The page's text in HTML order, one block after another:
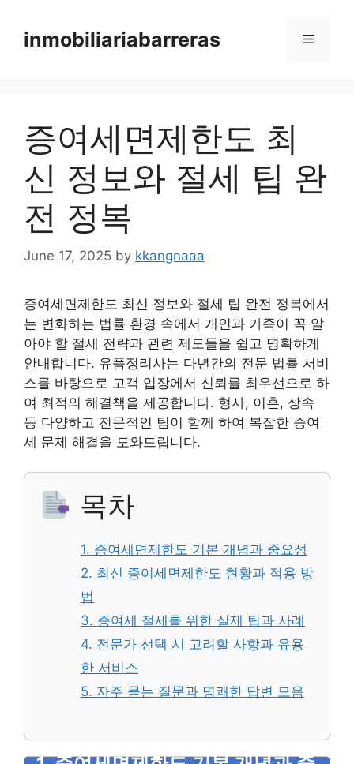
contentinmobiliariabarreras Menu
증여세면제한도 최
신 정보와 절세 팁 완
전 정복
June 17, 2025 by kkangnaaa
증여세면제한도 최신 정보와 절세 팁 완전 정복에서
는 변화하는 법률 환경 속에서 개인과 가족이 꼭 알
아야 할 절세 전략과 관련 제도들을 쉽고 명확하게
안내합니다. 유품정리사는 다년간의 전문 법률 서비
스를 바탕으로 고객 입장에서 신뢰를 최우선으로 하
여 최적의 해결책을 제공합니다. 형사, 이혼, 상속
등 다양하고 전문적인 팀이 함께 하여 복잡한 증여
세 문제 해결을 도와드립니다.
목차
1. 증여세면제한도 기본 개념과 중요성
2. 최신 증여세면제한도 현황과 적용 방
법
3. 증여세 절세를 위한 실제 팁과 사례
4. 전문가 선택 시 고려할 사항과 유용
한 서비스
5. 자주 묻는 질문과 명쾌한 답변 모음